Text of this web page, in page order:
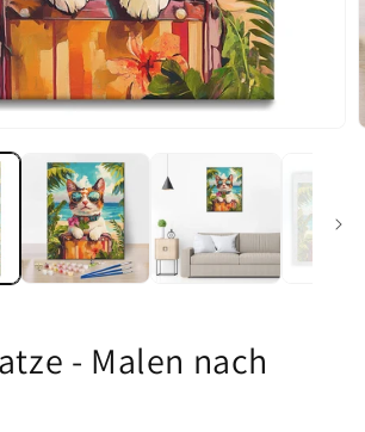
- Malen nach